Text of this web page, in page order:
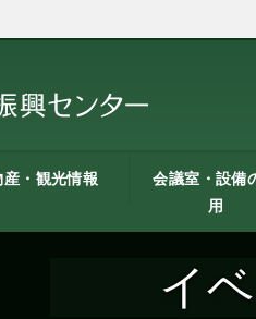
産・観光情報
会議室・設備
用
にあたって
イ